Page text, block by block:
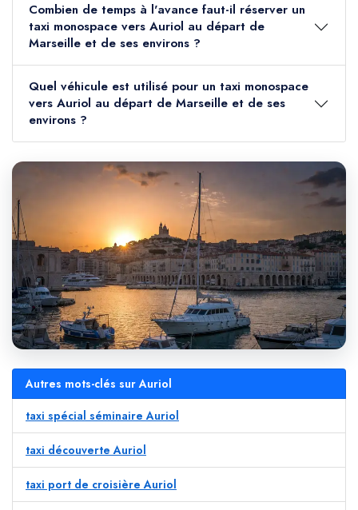
Combien de temps à l'avance faut-il réserver un
taxi monospace vers Auriol au départ de
Marseille et de ses environs ?
Quel véhicule est utilisé pour un taxi monospace
vers Auriol au départ de Marseille et de ses
environs ?
Autres mots-clés sur Auriol
taxi spécial séminaire Auriol
taxi découverte Auriol
taxi port de croisière Auriol